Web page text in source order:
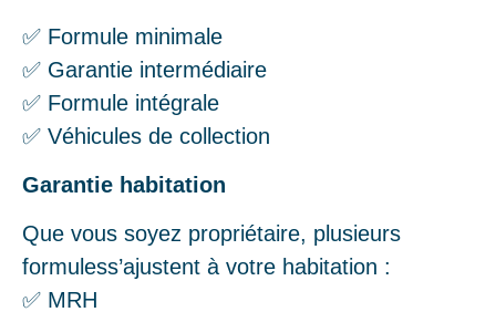
✅ Formule minimale
✅ Garantie intermédiaire
✅ Formule intégrale
✅ Véhicules de collection
Garantie habitation
Que vous soyez propriétaire, plusieurs
formuless’ajustent à votre habitation :
✅ MRH